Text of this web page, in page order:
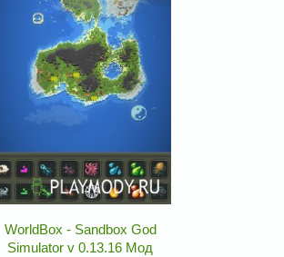
WorldBox - Sandbox God
Simulator v 0.13.16 Мод